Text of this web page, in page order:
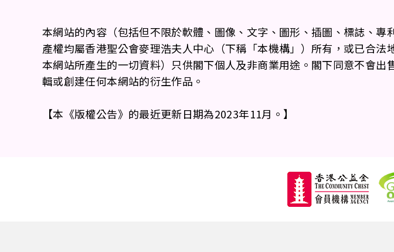
本網站的內容（包括但不限於軟體、圖像、文字、圖形、插圖、標誌、
產權均屬香港聖公會麥理浩夫人中心（下稱「本機構」）所有，或已合
本網站所產生的一切資料）只供閣下個人及非商業用途。閣下同意不會
輯或創建任何本網站的衍生作品。
【本《版權公告》的最近更新日期為2023年11月。】